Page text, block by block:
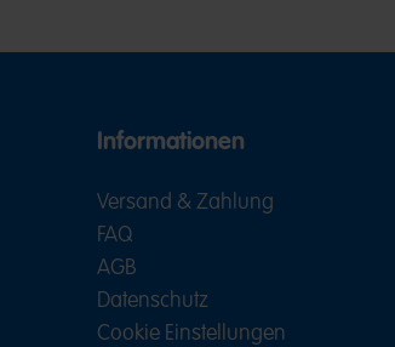
Informationen
Versand & Zahlung
FAQ
AGB
Datenschutz
Cookie Einstellungen